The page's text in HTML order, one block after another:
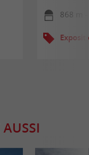
868 m
AUSSI